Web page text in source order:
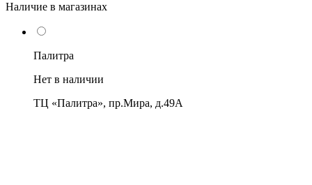
Наличие в магазинах
Палитра
Нет в наличии
ТЦ «Палитра», пр.Мира, д.49А